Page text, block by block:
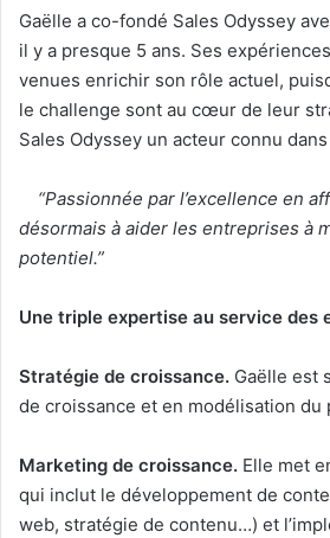
Gaëlle a co-fondé Sales Odyssey
il y a presque 5 ans. Ses
venues enrichir son rôle actuel,
le challenge sont au cœur de leur
Sales Odyssey un acteur connu
“Passionnée par l’excellence en
désormais à aider les entreprises à
potentiel.”
Une triple expertise au service des
Stratégie de croissance. Gaëlle est
de croissance et en modélisation du
Marketing de croissance. Elle met
qui inclut le développement de
web, stratégie de contenu…) et